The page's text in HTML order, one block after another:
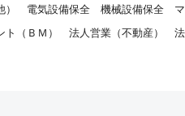
電気設備保全 機械設備保全
（ＢＭ） 法人営業（不動産）